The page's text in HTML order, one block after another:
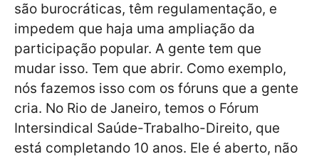
são burocráticas, têm regulamentação, e
impedem que haja uma ampliação da
participação popular. A gente tem que
mudar isso. Tem que abrir. Como exemplo,
nós fazemos isso com os fóruns que a gente
cria. No Rio de Janeiro, temos o Fórum
Intersindical Saúde-Trabalho-Direito, que
está completando 10 anos. Ele é aberto, não